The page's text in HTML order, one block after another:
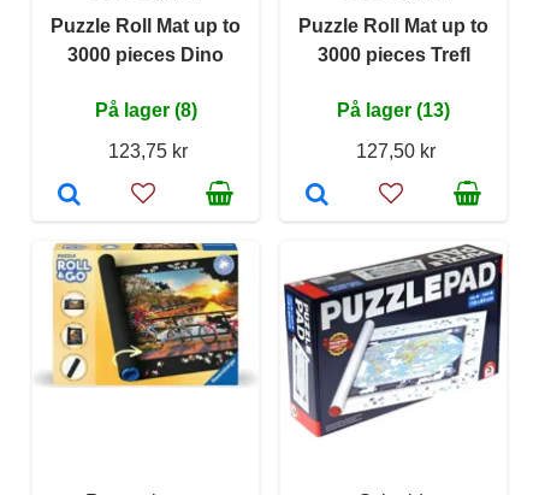
Puzzle Roll Mat up to
3000 pieces Dino
På lager (8)
123,75 kr
Puzzle Roll Mat up to
3000 pieces Trefl
På lager (13)
127,50 kr